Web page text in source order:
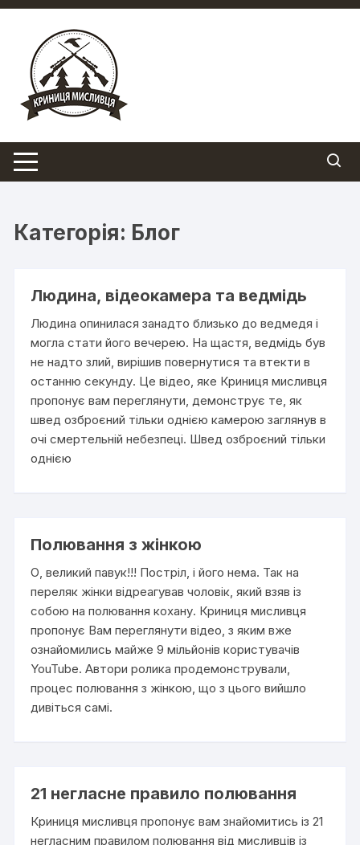
Перейти
вмісту
Категорія: Блог
Людина, відеокамера та ведмідь
Людина опинилася занадто близько до ведмедя і
могла стати його вечерею. На щастя, ведмідь був
не надто злий, вирішив повернутися та втекти в
останню секунду. Це відео, яке Криниця мисливця
пропонує вам переглянути, демонструє те, як
швед озброєний тільки однією камерою заглянув в
очі смертельній небезпеці. Швед озброєний тільки
однією
Полювання з жінкою
О, великий павук!!! Постріл, і його нема. Так на
переляк жінки відреагував чоловік, який взяв із
собою на полювання кохану. Криниця мисливця
пропонує Вам переглянути відео, з яким вже
ознайомились майже 9 мільйонів користувачів
YouTube. Автори ролика продемонстрували,
процес полювання з жінкою, що з цього вийшло
дивіться самі.
21 негласне правило полювання
Криниця мисливця пропонує вам знайомитись із 21
негласним правилом полювання від мисливців із